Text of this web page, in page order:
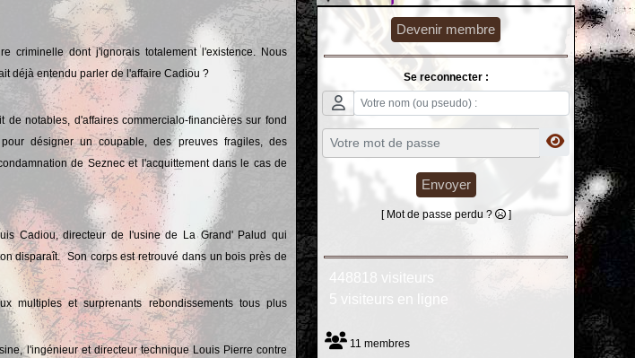
criminelle dont j'ignorais totalement l'existence. Nous
déjà entendu parler de l'affaire Cadiou ?
notables, d'affaires commercialo-financières sur fond
désigner un coupable, des preuves fragiles, des
de Seznec et l'acquittement dans le cas de
Cadiou, directeur de l'usine de La Grand' Palud qui
disparaît. Son corps est retrouvé dans un bois près de
multiples et surprenants rebondissements tous plus
l'ingénieur et directeur technique Louis Pierre contre
Devenir membre
Se reconnecter :
Envoyer
[ Mot de passe perdu ? ]
448818 visiteurs
5 visiteurs en ligne
11 membres